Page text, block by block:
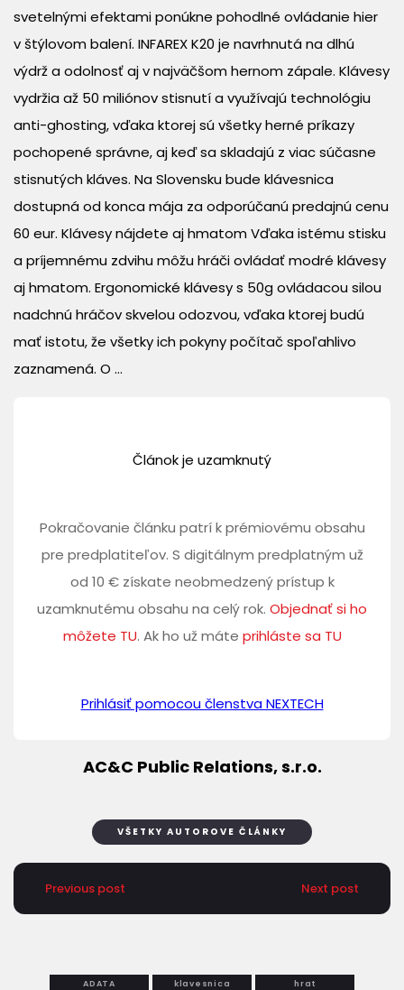
svetelnými efektami ponúkne pohodlné ovládanie hier
v štýlovom balení. INFAREX K20 je navrhnutá na dlhú
výdrž a odolnosť aj v najväčšom hernom zápale. Klávesy
vydržia až 50 miliónov stisnutí a využívajú technológiu
anti-ghosting, vďaka ktorej sú všetky herné príkazy
pochopené správne, aj keď sa skladajú z viac súčasne
stisnutých kláves. Na Slovensku bude klávesnica
dostupná od konca mája za odporúčanú predajnú cenu
60 eur. Klávesy nájdete aj hmatom Vďaka istému stisku
a príjemnému zdvihu môžu hráči ovládať modré klávesy
aj hmatom. Ergonomické klávesy s 50g ovládacou silou
nadchnú hráčov skvelou odozvou, vďaka ktorej budú
mať istotu, že všetky ich pokyny počítač spoľahlivo
zaznamená. O ...
Článok je uzamknutý
Pokračovanie článku patrí k prémiovému obsahu
pre predplatiteľov. S digitálnym predplatným už
od 10 € získate neobmedzený prístup k
uzamknutému obsahu na celý rok. Objednať si ho
môžete TU. Ak ho už máte prihláste sa TU
Prihlásiť pomocou členstva NEXTECH
AC&C Public Relations, s.r.o.
VŠETKY AUTOROVE ČLÁNKY
Previous post Next post
ADATA klavesnica hrat